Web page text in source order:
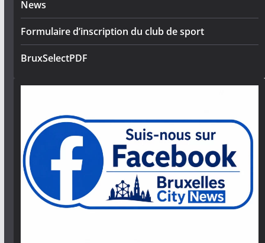
News
Formulaire d’inscription du club de sport
BruxSelectPDF